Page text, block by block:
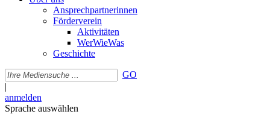
Ansprechpartnerinnen
Förderverein
Aktivitäten
WerWieWas
Geschichte
GO
|
anmelden
Sprache auswählen